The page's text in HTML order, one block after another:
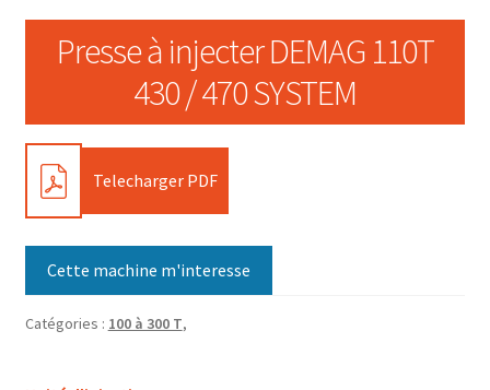
Presse à injecter DEMAG 110T
430 / 470 SYSTEM
PDF Telecharger PDF
Cette machine m'interesse
Catégories : 100 à 300 T,